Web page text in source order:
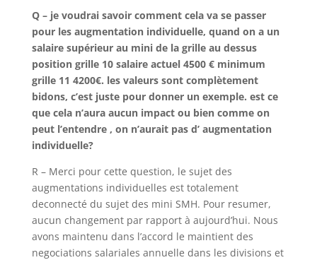
Q – je voudrai savoir comment cela va se passer
pour les augmentation individuelle, quand on a un
salaire supérieur au mini de la grille au dessus
position grille 10 salaire actuel 4500 € minimum
grille 11 4200€. les valeurs sont complètement
bidons, c’est juste pour donner un exemple. est ce
que cela n’aura aucun impact ou bien comme on
peut l’entendre , on n’aurait pas d’ augmentation
individuelle?
R – Merci pour cette question, le sujet des
augmentations individuelles est totalement
deconnecté du sujet des mini SMH. Pour resumer,
aucun changement par rapport à aujourd’hui. Nous
avons maintenu dans l’accord le maintient des
negociations salariales annuelle dans les divisions et